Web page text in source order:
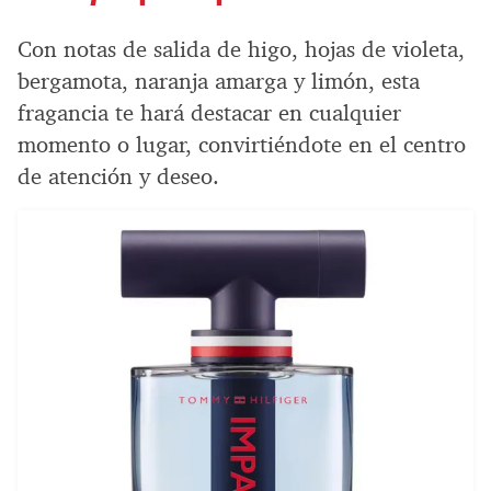
Con notas de salida de higo, hojas de violeta,
bergamota, naranja amarga y limón, esta
fragancia te hará destacar en cualquier
momento o lugar, convirtiéndote en el centro
de atención y deseo.